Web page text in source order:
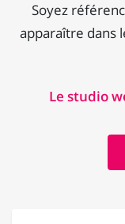
Soyez
apparaître dans
Le studio